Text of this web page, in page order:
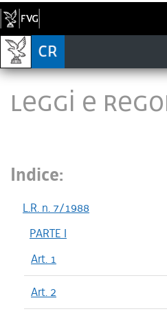
LEGGI E
Indice:
L.R. n. 7/1988
PARTE I
Art. 1
Art. 2